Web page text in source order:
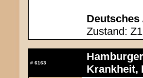
Deutsches
Zustand: Z1
# 6163
Krankheit,